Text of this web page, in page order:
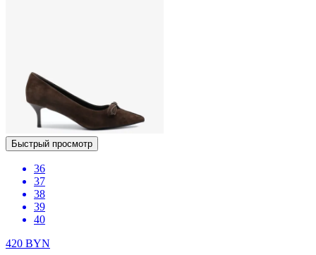
Быстрый просмотр
36
37
38
39
40
420 BYN